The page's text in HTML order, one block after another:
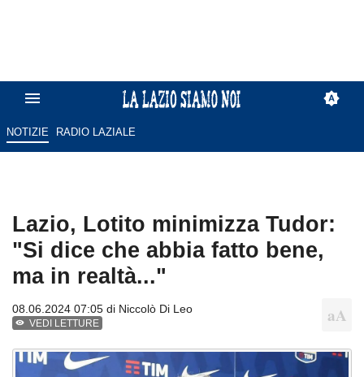
NOTIZIE RADIO LAZIALE
Lazio, Lotito minimizza Tudor:
"Si dice che abbia fatto bene,
ma in realtà..."
08.06.2024 07:05 di Niccolò Di Leo
VEDI LETTURE